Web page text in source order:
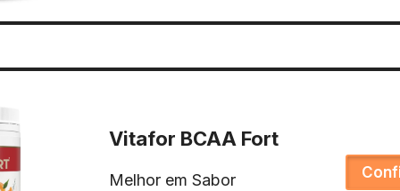
Vitafor BCAA Fort
Melhor em Sabor